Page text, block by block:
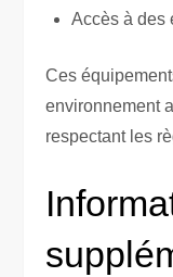
Accès à des
Ces
environnement
respectant les